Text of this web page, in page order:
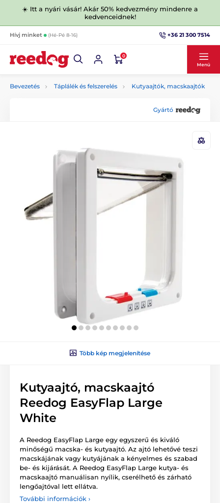
☀️ Itt a nyári vásár! Akár 50% kedvezmény mindenre a
kedvenceidnek!
Hívj minket (Hé-Pé 8-16) +36 21 300 7514
0
Menü
Bevezetés Táplálék és felszerelés Kutyaajtók, macskaajtók
Gyártó
Több kép megjelenítése
Kutyaajtó, macskaajtó
Reedog EasyFlap Large
White
A Reedog EasyFlap Large egy egyszerű és kiváló
minőségű macska- és kutyaajtó. Az ajtó lehetővé teszi
macskájának vagy kutyájának a kényelmes és szabad
be- és kijárását. A Reedog EasyFlap Large kutya- és
macskaajtó manuálisan nyílik, cserélhető és zárható
lengőajtóval lett ellátva.
További információk ›